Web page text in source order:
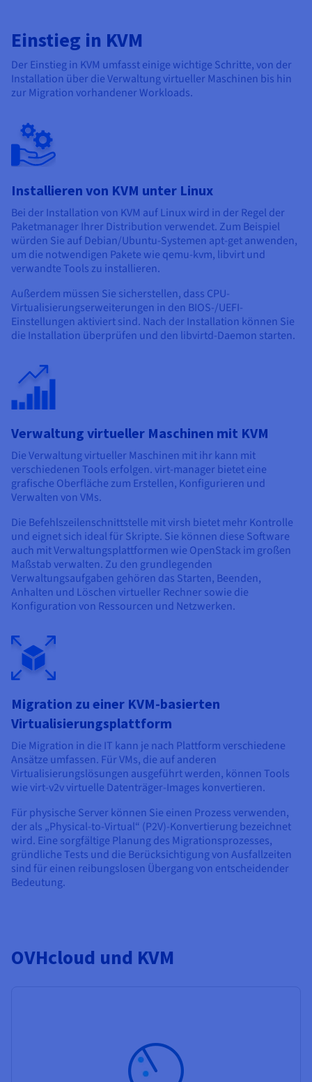
Einstieg in KVM
Der Einstieg in KVM umfasst einige wichtige Schritte, von der
Installation über die Verwaltung virtueller Maschinen bis hin
zur Migration vorhandener Workloads.
Installieren von KVM unter Linux
Bei der Installation von KVM auf Linux wird in der Regel der
Paketmanager Ihrer Distribution verwendet. Zum Beispiel
würden Sie auf Debian/Ubuntu-Systemen apt-get anwenden,
um die notwendigen Pakete wie qemu-kvm, libvirt und
verwandte Tools zu installieren.
Außerdem müssen Sie sicherstellen, dass CPU-
Virtualisierungserweiterungen in den BIOS-/UEFI-
Einstellungen aktiviert sind. Nach der Installation können Sie
die Installation überprüfen und den libvirtd-Daemon starten.
Verwaltung virtueller Maschinen mit KVM
Die Verwaltung virtueller Maschinen mit ihr kann mit
verschiedenen Tools erfolgen. virt-manager bietet eine
grafische Oberfläche zum Erstellen, Konfigurieren und
Verwalten von VMs.
Die Befehlszeilenschnittstelle mit virsh bietet mehr Kontrolle
und eignet sich ideal für Skripte. Sie können diese Software
auch mit Verwaltungsplattformen wie OpenStack im großen
Maßstab verwalten. Zu den grundlegenden
Verwaltungsaufgaben gehören das Starten, Beenden,
Anhalten und Löschen virtueller Rechner sowie die
Konfiguration von Ressourcen und Netzwerken.
Migration zu einer KVM-basierten
Virtualisierungsplattform
Die Migration in die IT kann je nach Plattform verschiedene
Ansätze umfassen. Für VMs, die auf anderen
Virtualisierungslösungen ausgeführt werden, können Tools
wie virt-v2v virtuelle Datenträger-Images konvertieren.
Für physische Server können Sie einen Prozess verwenden,
der als „Physical-to-Virtual“ (P2V)-Konvertierung bezeichnet
wird. Eine sorgfältige Planung des Migrationsprozesses,
gründliche Tests und die Berücksichtigung von Ausfallzeiten
sind für einen reibungslosen Übergang von entscheidender
Bedeutung.
OVHcloud und KVM